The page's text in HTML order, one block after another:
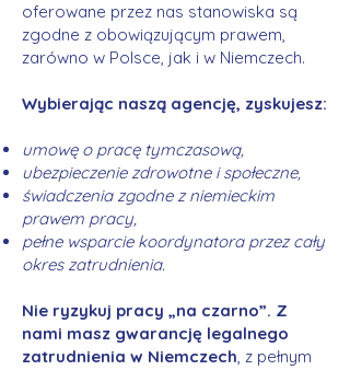
oferowane przez nas stanowiska są
zgodne z obowiązującym prawem,
zarówno w Polsce, jak i w Niemczech.
Wybierając naszą agencję, zyskujesz:
umowę o pracę tymczasową,
ubezpieczenie zdrowotne i społeczne,
świadczenia zgodne z niemieckim
prawem pracy,
pełne wsparcie koordynatora przez cały
okres zatrudnienia.
Nie ryzykuj pracy „na czarno”. Z
nami masz gwarancję legalnego
zatrudnienia w Niemczech, z pełnym